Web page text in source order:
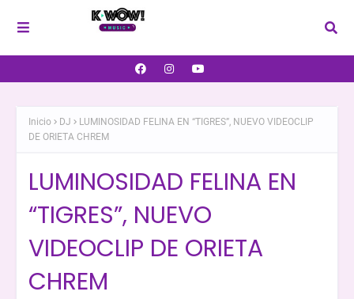
Inicio DJ
LUMINOSIDAD FELINA EN “TIGRES”, NUEVO VIDEOCLIP
DE ORIETA CHREM
LUMINOSIDAD FELINA EN
“TIGRES”, NUEVO
VIDEOCLIP DE ORIETA
CHREM